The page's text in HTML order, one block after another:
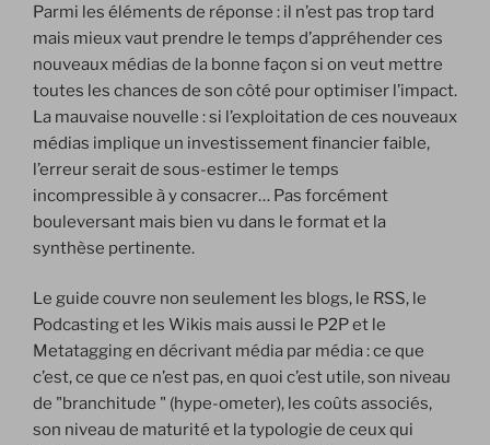
Parmi les éléments de réponse : il n’est pas trop tard
mais mieux vaut prendre le temps d’appréhender ces
nouveaux médias de la bonne façon si on veut mettre
toutes les chances de son côté pour optimiser l’impact.
La mauvaise nouvelle : si l’exploitation de ces nouveaux
médias implique un investissement financier faible,
l’erreur serait de sous-estimer le temps
incompressible à y consacrer… Pas forcément
bouleversant mais bien vu dans le format et la
synthèse pertinente.
Le guide couvre non seulement les blogs, le RSS, le
Podcasting et les Wikis mais aussi le P2P et le
Metatagging en décrivant média par média : ce que
c’est, ce que ce n’est pas, en quoi c’est utile, son niveau
de "branchitude " (hype-ometer), les coûts associés,
son niveau de maturité et la typologie de ceux qui